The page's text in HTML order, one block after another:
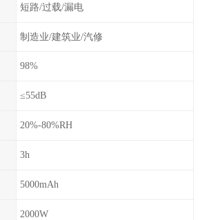
短路/过载/漏电
制造业/建筑业/汽修
98%
≤55dB
20%-80%RH
3h
5000mAh
2000W